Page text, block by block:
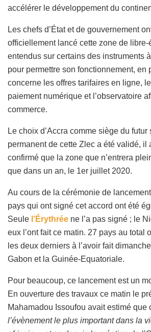
accélérer le développement du
Les chefs d’État et de gouvernement
officiellement lancé cette zone de
entendus sur certains des instruments
pour permettre son fonctionnement, en
concerne les offres tarifaires en ligne,
paiement numérique et l’observatoire
commerce.
Le choix d’Accra comme siège du futur
permanent de cette Zlec a été validé, il
confirmé que la zone que n’entrera
que dans un an, le 1er juillet 2020.
Au cours de la cérémonie de
pays qui ont signé cet accord ont été
Seule l’Érythrée ne l’a pas signé ; le
eux l’ont fait ce matin. 27 pays au total
les deux derniers à l’avoir fait
Gabon et la Guinée-Equatoriale.
Pour beaucoup, ce lancement est un
En ouverture des travaux ce matin le
Mahamadou Issoufou avait estimé que
l’évènement le plus important dans la